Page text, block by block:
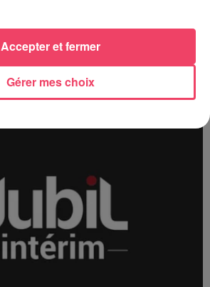
Gérer mes choix
Accepter et fermer